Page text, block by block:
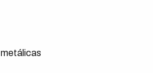
metálicas